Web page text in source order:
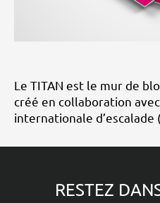
Le TITAN est le mur de
créé en collaboration
internationale d’escalade
RESTEZ